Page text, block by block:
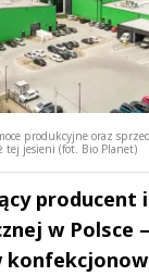
produkcyjne oraz
tej jesieni (fot. Bio Planet)
w Polsce